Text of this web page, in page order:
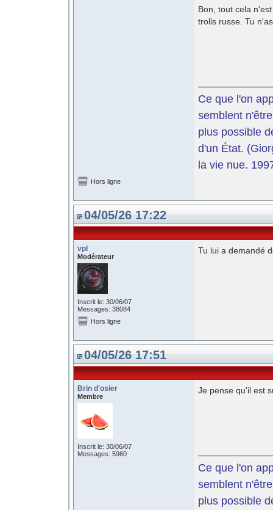
Bon, tout cela
trolls russe. Tu
Ce que l'on
semblent
plus possible
d'un État.
la vie nue.
Hors ligne
04/05/26 17:22
vpl
Modérateur
Inscrit le: 30/06/07
Messages: 38084
Tu lui a demandé
Hors ligne
04/05/26 17:51
Brin d'osier
Membre
Inscrit le: 30/06/07
Messages: 5960
Je pense qu'il est
Ce que l'on
semblent
plus possible